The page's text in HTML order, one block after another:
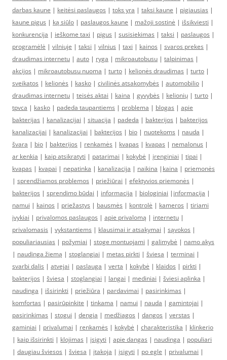
darbas kaune | keitėsi paslaugos | toks yra | taksi kaune | pigiausias |
kaune pigus | ką siūlo | paslaugos kaune | mažoji sostinė | išsikviesti |
konkurencija | ieškome taxi | pigus | susisiekimas | taksi | paslaugos |
programėlė | vilniuje | taksi | vilnius | taxi | kainos | svaros prekes |
draudimas internetu | auto | ryga | mikroautobusu | talpinimas |
akcijos | mikroautobusu nuoma | turto | kelionės draudimas | turto |
sveikatos | kelionės | kasko | civilinės atsakomybės | automobilio |
draudimas internetu | teisės aktai | kaina | gyvybės | kelionių | turto |
tpvca | kasko | padeda taupantiems | problema | blogas | apie
bakterijas | kanalizacijai | situacija | padeda | bakterijos | bakterijos
kanalizacijai | kanalizacijai | bakterijos | bio | nuotekoms | nauda |
švara | bio | bakterijos | renkamės | kvapas | kvapas | nemalonus |
ar kenkia | kaip atsikratyti | patarimai | kokybė | įrenginiai | tipai |
kvapas | kvapai | nepatinka | kanalizacija | naikina | kaina | priemonės
| sprendžiamos problemos | priežiūrai | efektyvios priemonės |
bakterijos | sprendimo būdai | informacija | biologiniai | informacija |
namui | kainos | priežastys | bausmės | kontrolė | kameros | tiriami
įvykiai | privalomos paslaugos | apie privalomą | internetu |
privalomasis | vykstantiems | klausimai ir atsakymai | sąvokos |
populiariausias | požymiai | stoge montuojami | galimybė | namo akys
| naudinga žiemą | stoglangiai | metas pirkti | šviesa | terminai |
svarbi dalis | atvejai | paslauga | verta | kokybė | klaidos | pirkti |
bakterijos | šviesa | stoglangiai | langai | mediniai | šviesi aplinka |
naudinga | išsirinkti | priežiūra | pardavimai | pasirinkimas |
komfortas | pasirūpinkite | tinkama | namui | nauda | gamintojai |
pasirinkimas | stogui | dengia | medžiagos | dangos | verstas |
gaminiai | privalumai | renkamės | kokybė | charakteristika | klinkerio
| kaip išsirinkti | klojimas | įsigyti | apie dangas | naudinga | populiari
| daugiau šviesos | šviesa | įtakoja | įsigyti | po egle | privalumai |